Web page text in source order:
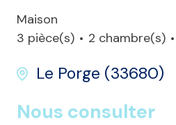
Maison
3 pièce(s)
2 chambre(s)
Le Porge (33680)
Nous consulter